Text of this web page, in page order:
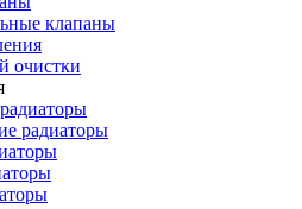
клапаны
очистки
радиаторы